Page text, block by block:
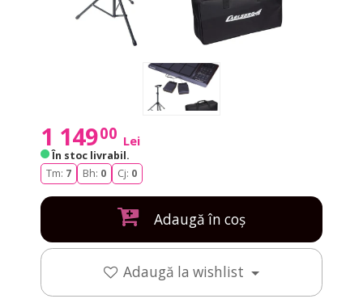
1 14900 Lei
În stoc livrabil.
Tm: 7 Bh: 0 Cj: 0
Adaugă în coș
Adaugă la wishlist